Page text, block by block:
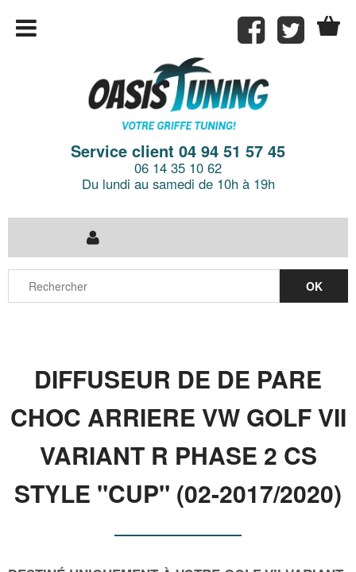
Service client 04 94 51 57 45
06 14 35 10 62
Du lundi au samedi de 10h à 19h
DIFFUSEUR DE DE PARE
CHOC ARRIERE VW GOLF VII
VARIANT R PHASE 2 CS
STYLE "CUP" (02-2017/2020)